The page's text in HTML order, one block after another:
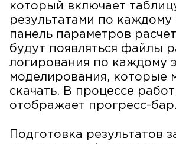
который включает
результатами по каждому
панель параметров
будут появляться файлы
логирования по каждому
моделирования, которые
скачать. В процессе
отображает прогресс-бар.
Подготовка результатов